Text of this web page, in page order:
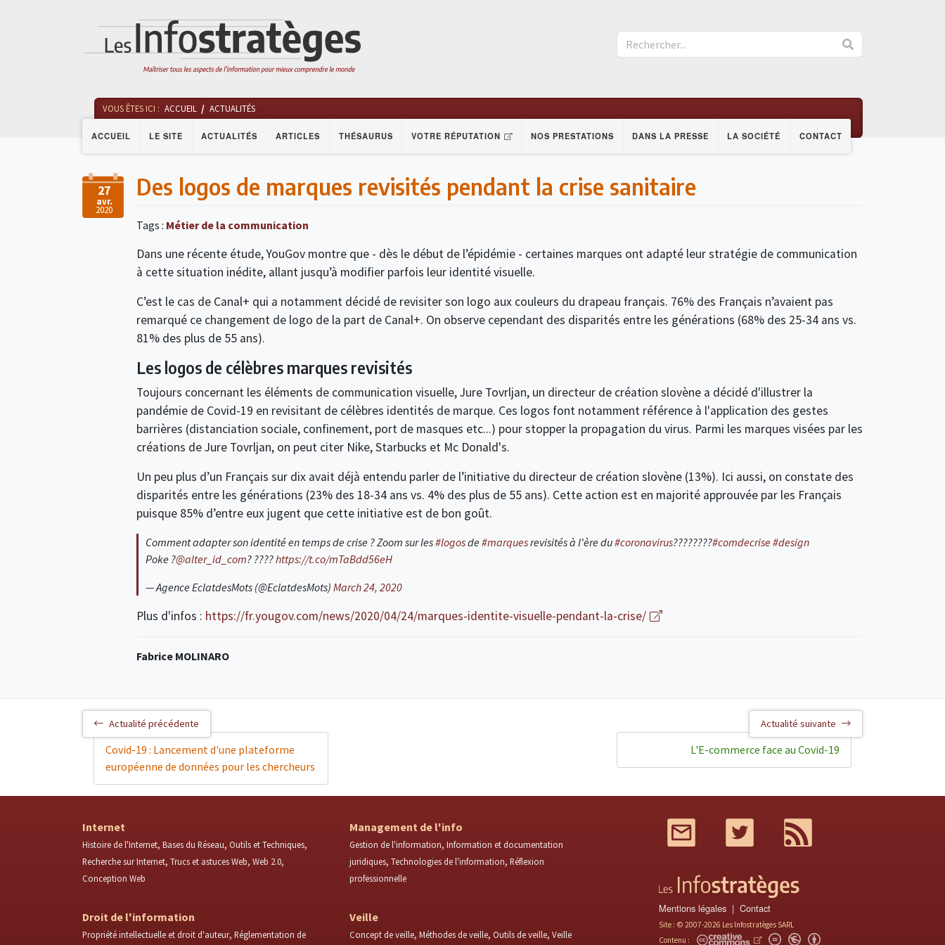
ACCUEIL LE SITE ACTUALITÉS ARTICLES THÉSAURUS VOTRE RÉPUTATION NOS PRESTATIONS DANS LA PRESSE LA SOCIÉTÉ CONTACT
VOUS ÊTES ICI : ACCUEIL ACTUALITÉS
27
avr.
2020
Des logos de marques revisités pendant la crise sanitaire
Tags : Métier de la communication
Dans une récente étude, YouGov montre que - dès le début de l’épidémie - certaines marques ont adapté leur stratégie de communication
à cette situation inédite, allant jusqu’à modifier parfois leur identité visuelle.
C’est le cas de Canal+ qui a notamment décidé de revisiter son logo aux couleurs du drapeau français. 76% des Français n’avaient pas
remarqué ce changement de logo de la part de Canal+. On observe cependant des disparités entre les générations (68% des 25-34 ans vs.
81% des plus de 55 ans).
Les logos de célèbres marques revisités
Toujours concernant les éléments de communication visuelle, Jure Tovrljan, un directeur de création slovène a décidé d'illustrer la
pandémie de Covid-19 en revisitant de célèbres identités de marque. Ces logos font notamment référence à l'application des gestes
barrières (distanciation sociale, confinement, port de masques etc...) pour stopper la propagation du virus. Parmi les marques visées par les
créations de Jure Tovrljan, on peut citer Nike, Starbucks et Mc Donald's.
Un peu plus d’un Français sur dix avait déjà entendu parler de l’initiative du directeur de création slovène (13%). Ici aussi, on constate des
disparités entre les générations (23% des 18-34 ans vs. 4% des plus de 55 ans). Cette action est en majorité approuvée par les Français
puisque 85% d’entre eux jugent que cette initiative est de bon goût.
Comment adapter son identité en temps de crise ? Zoom sur les#logosde#marquesrevisités à l'ère du#coronavirus????????#comdecrise#design
Poke ?@alter_id_com? ????https://t.co/mTaBdd56eH
— Agence EclatdesMots (@EclatdesMots) March 24, 2020
Plus d'infos : https://fr.yougov.com/news/2020/04/24/marques-identite-visuelle-pendant-la-crise/
Fabrice MOLINARO
Actualité précédente
Covid-19 : Lancement d'une plateforme
européenne de données pour les chercheurs
Actualité suivante
L'E-commerce face au Covid-19
Internet
Histoire de l'Internet Bases du Réseau Outils et Techniques
Recherche sur Internet Trucs et astuces Web Web 2.0
Conception Web
Management de l'info
Gestion de l'information Information et documentation
juridiques Technologies de l'information Réflexion
professionnelle
Droit de l'information
Propriété intellectuelle et droit d'auteur Réglementation de
Veille
Concept de veille Méthodes de veille Outils de veille Veille
Twitter
Mentions légales Contact
Site : © 2007-2026 Les Infostratèges SARL
Contenu :